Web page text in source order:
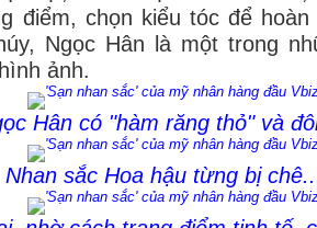
điểm, chọn kiểu tóc để
Ngọc Hân là một trong
ảnh.
Hân có "hàm răng thỏ" và
Nhan sắc Hoa hậu từng bị